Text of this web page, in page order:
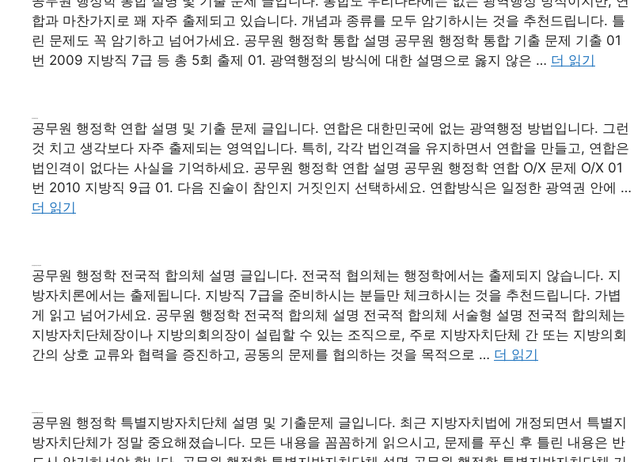
합과 마찬가지로 꽤 자주 출제되고 있습니다. 개념과 종류를 모두 암기하시는 것을 추천드립니다. 틀
린 문제도 꼭 암기하고 넘어가세요. 공무원 행정학 통합 설명 공무원 행정학 통합 기출 문제 기출 01
번 2009 지방직 7급 등 총 5회 출제 01. 광역행정의 방식에 대한 설명으로 옳지 않은 … 더 읽기
공무원 행정학 연합 설명 및 기출 문제 글입니다. 연합은 대한민국에 없는 광역행정 방법입니다. 그런
것 치고 생각보다 자주 출제되는 영역입니다. 특히, 각각 법인격을 유지하면서 연합을 만들고, 연합은
법인격이 없다는 사실을 기억하세요. 공무원 행정학 연합 설명 공무원 행정학 연합 O/X 문제 O/X 01
번 2010 지방직 9급 01. 다음 진술이 참인지 거짓인지 선택하세요. 연합방식은 일정한 광역권 안에 …
더 읽기
공무원 행정학 전국적 합의체 설명 글입니다. 전국적 협의체는 행정학에서는 출제되지 않습니다. 지
방자치론에서는 출제됩니다. 지방직 7급을 준비하시는 분들만 체크하시는 것을 추천드립니다. 가볍
게 읽고 넘어가세요. 공무원 행정학 전국적 합의체 설명 전국적 합의체 서술형 설명 전국적 합의체는
지방자치단체장이나 지방의회의장이 설립할 수 있는 조직으로, 주로 지방자치단체 간 또는 지방의회
간의 상호 교류와 협력을 증진하고, 공동의 문제를 협의하는 것을 목적으로 … 더 읽기
공무원 행정학 특별지방자치단체 설명 및 기출문제 글입니다. 최근 지방자치법에 개정되면서 특별지
방자치단체가 정말 중요해졌습니다. 모든 내용을 꼼꼼하게 읽으시고, 문제를 푸신 후 틀린 내용은 반